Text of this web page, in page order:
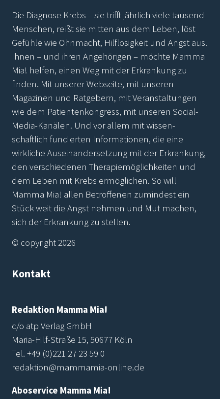
Die Diagnose Krebs – sie trifft jährlich viele tausend
Menschen, reißt sie mitten aus dem Leben, löst
Gefühle wie Ohnmacht, Hilflosigkeit und Angst aus.
Ihnen – und ihren Angehörigen – möchte Mamma
Mia! helfen, einen Weg mit der Erkrankung zu
finden. Mit unserer Webseite, mit unseren
Magazinen und Ratgebern, mit Veranstaltungen
wie dem Patientenkongress, mit unseren Social-
Media-Kanälen. Und vor allem mit wissen-
schaftlich fundierten Informationen, die eine
wirkliche Auseinandersetzung mit der Erkrankung,
den verschiedenen Therapiemöglichkeiten und
dem Leben mit Krebs ermöglichen. So will
Mamma Mia! allen Betroffenen zumindest ein
Stück weit die Angst nehmen und Mut machen,
sich der Erkrankung zu stellen.
© copyright 2026
Kontakt
Redaktion Mamma Mia!
c/o atp Verlag GmbH
Maria-Hilf-Straße 15, 50677 Köln
Tel. +49 (0)221 27 23 59 0
redaktion@mammamia-online.de
Aboservice Mamma Mia!